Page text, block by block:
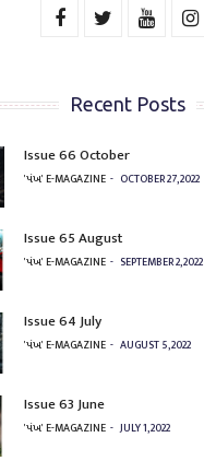
Recent Posts
Issue 66 October
'પંખ' E-MAGAZINE OCTOBER 27, 2022
Issue 65 August
'પંખ' E-MAGAZINE SEPTEMBER 2, 2022
Issue 64 July
'પંખ' E-MAGAZINE AUGUST 5, 2022
Issue 63 June
'પંખ' E-MAGAZINE JULY 1, 2022